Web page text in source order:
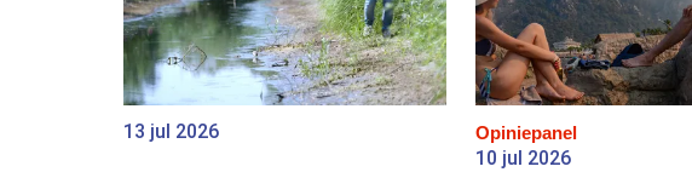
13 jul 2026 Opiniepanel
10 jul 2026